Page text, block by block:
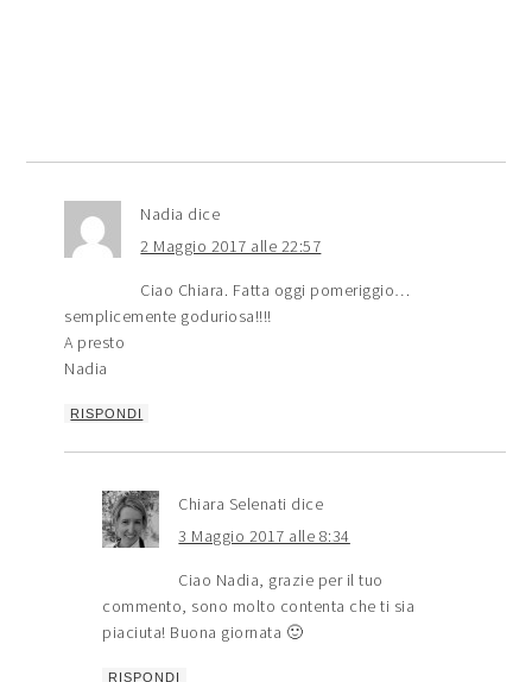
Nadia dice
2 Maggio 2017 alle 22:57
Ciao Chiara. Fatta oggi pomeriggio…
semplicemente goduriosa!!!!
A presto
Nadia
RISPONDI
Chiara Selenati dice
3 Maggio 2017 alle 8:34
Ciao Nadia, grazie per il tuo
commento, sono molto contenta che ti sia
piaciuta! Buona giornata 🙂
RISPONDI